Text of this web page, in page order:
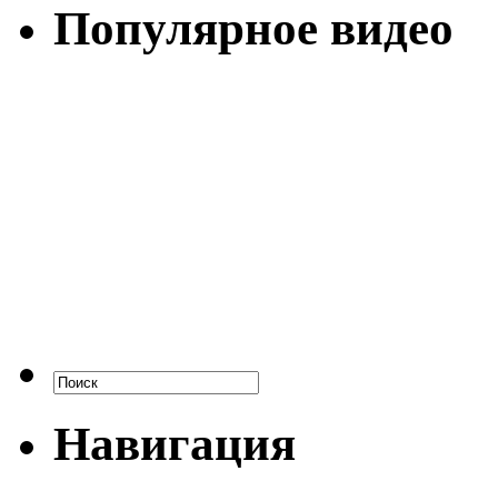
Популярное видео
Навигация